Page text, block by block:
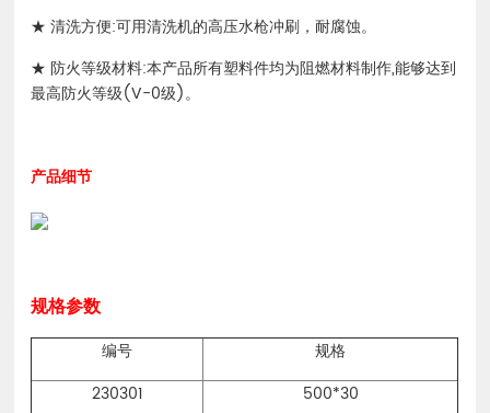
★ 清洗方便:可用清洗机的高压水枪冲刷，耐腐蚀。
★ 防火等级材料:本产品所有塑料件均为阻燃材料制作,能够达到
最高防火等级(V-0级)。
产品细节
规格参数
编号
规格
230301
500*30